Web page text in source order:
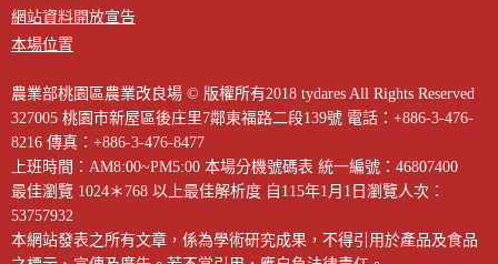
網站資料開放宣告
本場位置
農業部桃園區農業改良場 © 版權所有2018 tydares All Rights Reserved
327005 桃園市新屋區後庄里7鄰東福路二段139號 電話：+886-3-476-
8216 傳真：+886-3-476-8477
上班時間：AM8:00~PM5:00 本場分機號碼表 統一編號：46807400
最佳瀏覽 1024＊768 以上最佳解析度 自115年1月1日瀏覽人次：
53757932
本網站發表之所有文章，係為學術研究成果，不得引用於產品及食品